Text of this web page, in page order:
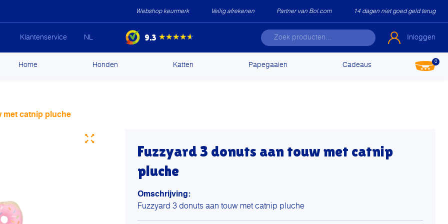
Webshop keurmerk Veilig afrekenen Partner van Bol.com 14 dagen niet goed geld terug
Klantenservice NL 9.3 ★★★★★ Inloggen
Home Honden Katten Papegaaien Cadeaus 0
met catnip pluche
Fuzzyard 3 donuts aan touw met catnip
pluche
Omschrijving:
Fuzzyard 3 donuts aan touw met catnip pluche